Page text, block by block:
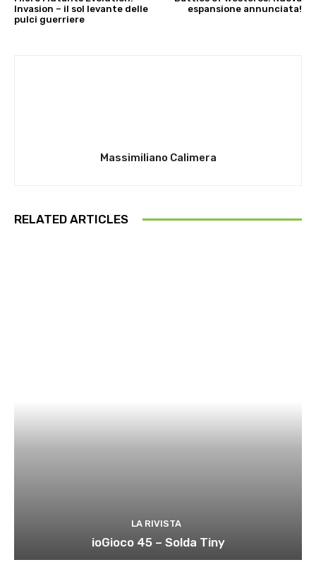
Invasion – il sol levante delle
pulci guerriere
espansione annunciata!
Massimiliano Calimera
RELATED ARTICLES
LA RIVISTA
ioGioco 45 – Solda Tiny